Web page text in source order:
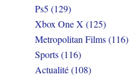
Ps5 (129)
Xbox One X (125)
Metropolitan Films (116)
Sports (116)
Actualité (108)